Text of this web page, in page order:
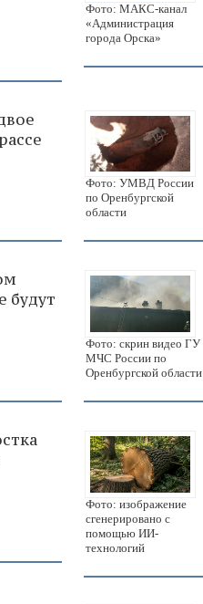
Фото: МАКС-канал
«Администрация
города Орска»
Фото: УМВД России
по Оренбургской
области
будут
Фото: скрин видео ГУ
МЧС России по
Оренбургской области
Фото: изображение
сгенерировано с
помощью ИИ-
технологий